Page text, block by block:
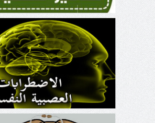
الاضطرابات العصبية النفسية